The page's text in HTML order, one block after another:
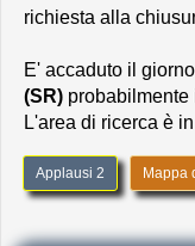
richiesta alla
E' accaduto il
(SR) probabilmente
L'area di ricerca è in
Applausi 2 Mappa